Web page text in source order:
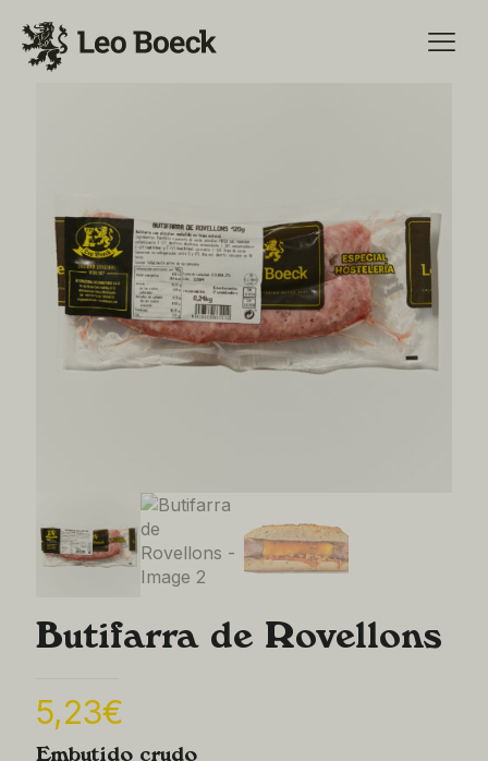
Butifarra de Rovellons
5,23€